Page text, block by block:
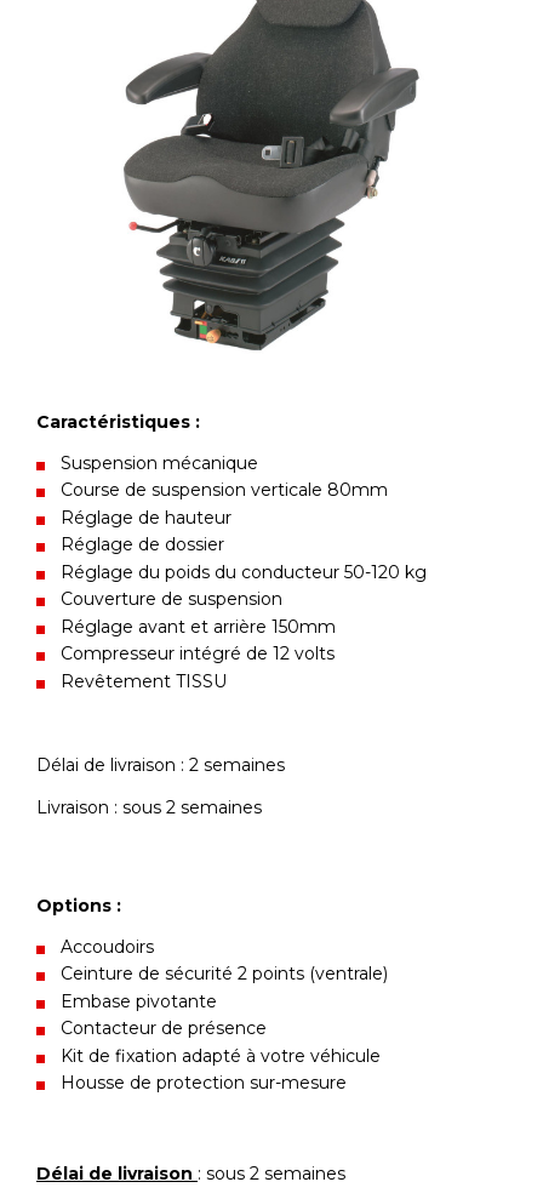
Caractéristiques :
Suspension mécanique
Course de suspension verticale 80mm
Réglage de hauteur
Réglage de dossier
Réglage du poids du conducteur 50-120 kg
Couverture de suspension
Réglage avant et arrière 150mm
Compresseur intégré de 12 volts
Revêtement TISSU
Délai de livraison : 2 semaines
Livraison : sous 2 semaines
Options :
Accoudoirs
Ceinture de sécurité 2 points (ventrale)
Embase pivotante
Contacteur de présence
Kit de fixation adapté à votre véhicule
Housse de protection sur-mesure
Délai de livraison : sous 2 semaines